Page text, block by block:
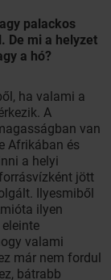
palackos
De mi a helyzet
a hó?
ha valami a
A
van
Afrikában és
a helyi
jött
Ilyesmiből
ilyen
valami
már nem fordul
bátrabb